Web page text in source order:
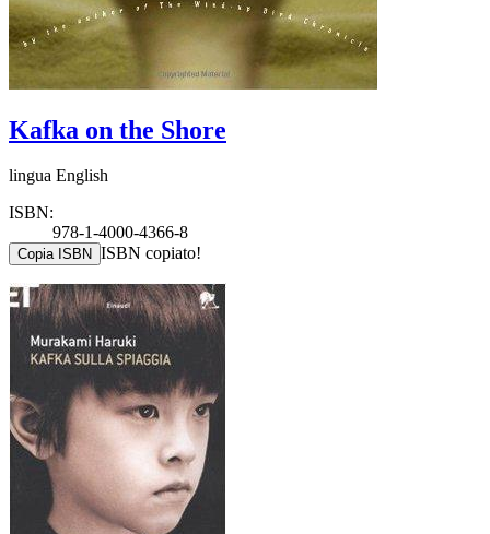
Kafka on the Shore
lingua English
ISBN:
978-1-4000-4366-8
Copia ISBN ISBN copiato!